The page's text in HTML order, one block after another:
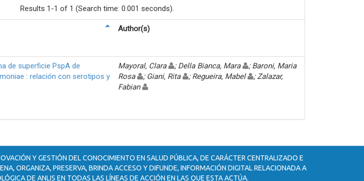
Results 1-1 of 1 (Search time: 0.001 seconds).
Author(s)
de superficie PspA de
: relación con serotipos y
Mayoral, Clara ; Della Bianca, Mara
; Baroni, Maria
Rosa
; Giani, Rita ; Regueira, Mabel
; Zalazar,
Fabian
Y GESTIÓN DEL CONOCIMIENTO EN SALUD PÚBLICA, DE CARÁCTER CENTRALIZADO E
ORGANIZA, PRESERVA, BRINDA ACCESO Y DIFUNDE, INFORMACIÓN DIGITAL RELACIONADA A
DE ANLIS EN TODAS LAS LÍNEAS DE ACCIÓN EN LAS QUE ESTA ACTÚA.